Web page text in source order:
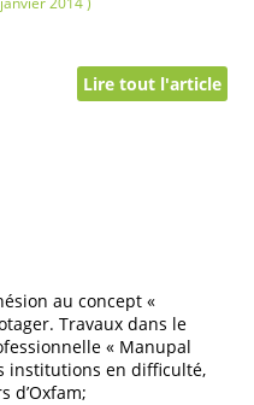
Lire tout l'article
au concept «
Travaux dans le
« Manupal
institutions en difficulté,
d’Oxfam;